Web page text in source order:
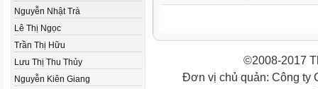
Nguyễn Nhật Trà
Lê Thị Ngọc
Trần Thị Hữu
Lưu Thị Thu Thủy
Nguyễn Kiên Giang
©2008-2017
Đơn vị chủ quản: Công ty